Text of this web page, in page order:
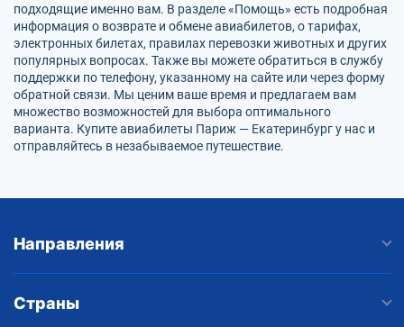
подходящие именно вам. В разделе «Помощь» есть подробная
информация о возврате и обмене авиабилетов, о тарифах,
электронных билетах, правилах перевозки животных и других
популярных вопросах. Также вы можете обратиться в службу
поддержки по телефону, указанному на сайте или через форму
обратной связи. Мы ценим ваше время и предлагаем вам
множество возможностей для выбора оптимального
варианта. Купите авиабилеты Париж — Екатеринбург у нас и
отправляйтесь в незабываемое путешествие.
Направления
Страны